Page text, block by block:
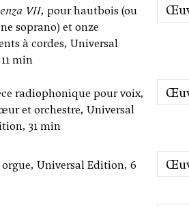
VII, pour hautbois (ou
soprano) et onze
à cordes, Universal
min
radiophonique pour voix,
et orchestre, Universal
31 min
Universal Edition, 6